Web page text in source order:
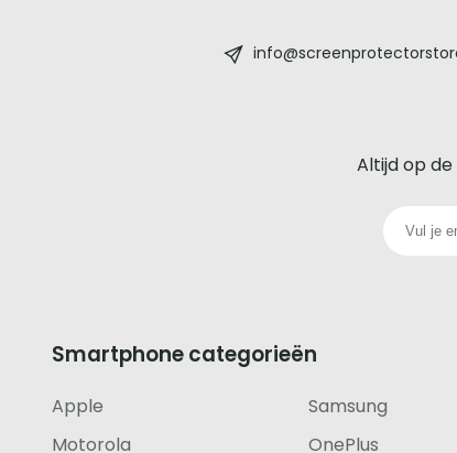
iedere
telefoon
footer
Altijd op
Smartphone categorieën
Apple
Samsung
Motorola
OnePlus